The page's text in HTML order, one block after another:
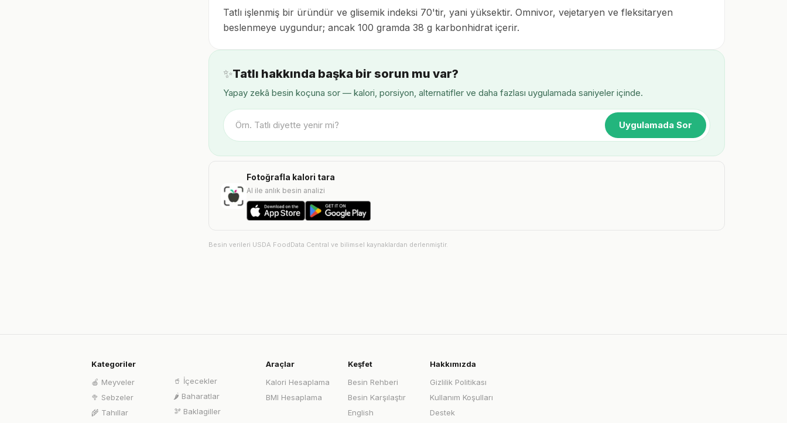
Tatlı işlenmiş bir üründür ve glisemik indeksi 70'tir, yani yüksektir. Omnivor, vejetaryen ve fleksitaryen
beslenmeye uygundur; ancak 100 gramda 38 g karbonhidrat içerir.
✨Tatlı hakkında başka bir sorun mu var?
Yapay zekâ besin koçuna sor — kalori, porsiyon, alternatifler ve daha fazlası uygulamada saniyeler içinde.
Uygulamada Sor
Fotoğrafla kalori tara
AI ile anlık besin analizi
Besin verileri USDA FoodData Central ve bilimsel kaynaklardan derlenmiştir.
Kategoriler
🍎 Meyveler
🥦 Sebzeler
🌾 Tahıllar
🥤 İçecekler
🌶️ Baharatlar
🫘 Baklagiller
Araçlar
Kalori Hesaplama
BMI Hesaplama
Keşfet
Besin Rehberi
Besin Karşılaştır
English
Hakkımızda
Gizlilik Politikası
Kullanım Koşulları
Destek